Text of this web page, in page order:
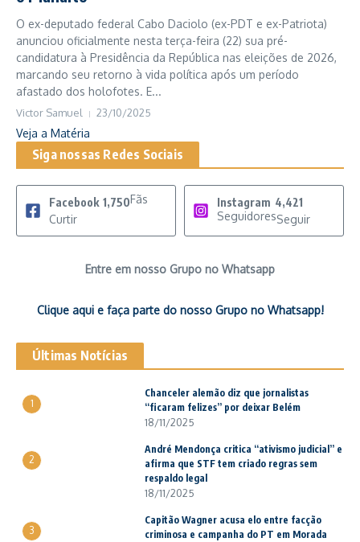
O ex-deputado federal Cabo Daciolo (ex-PDT e ex-Patriota)
anunciou oficialmente nesta terça-feira (22) sua pré-
candidatura à Presidência da República nas eleições de 2026,
marcando seu retorno à vida política após um período
afastado dos holofotes. E...
Victor Samuel 23/10/2025
Veja a Matéria
Siga nossas Redes Sociais
Facebook 1,750Fãs
Curtir
Instagram 4,421
SeguidoresSeguir
Entre em nosso Grupo no Whatsapp
Clique aqui e faça parte do nosso Grupo no Whatsapp!
Últimas Notícias
1
Chanceler alemão diz que jornalistas
“ficaram felizes” por deixar Belém
18/11/2025
2
André Mendonça critica “ativismo judicial” e
afirma que STF tem criado regras sem
respaldo legal
18/11/2025
3
Capitão Wagner acusa elo entre facção
criminosa e campanha do PT em Morada